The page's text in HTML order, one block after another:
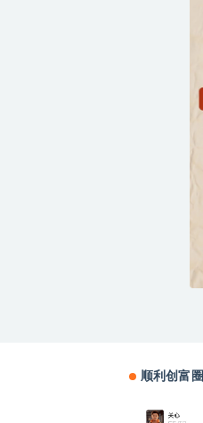
顺利创富圈